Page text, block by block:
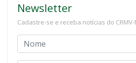
Newsletter
Cadastre-se e receba notícias do CRMV-